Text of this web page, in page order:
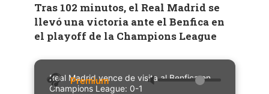
Tras 102 minutos, el Real Madrid se
llevó una victoria ante el Benfica en
el playoff de la Champions League
Real Madrid vence de visita al Benfica en
Champions League: 0-1
🔈